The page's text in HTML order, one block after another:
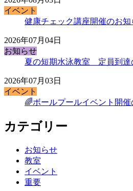
イベント
健康チェック講座開催のお知
2026年07月04日
お知らせ
夏の短期水泳教室 定員到達
2026年07月03日
イベント
🌈ボールプールイベント開
カテゴリー
お知らせ
教室
イベント
重要